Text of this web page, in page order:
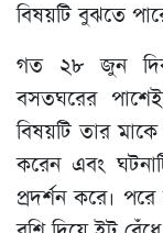
বিষয়টি বুঝতে
গত ২৮ জুন
বসতঘরের
বিষয়টি তার
করেন এবং
প্রদর্শন করে।